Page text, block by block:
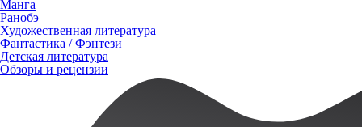
Манга
Ранобэ
Художественная литература
Фантастика / Фэнтези
Детская литература
Обзоры и рецензии